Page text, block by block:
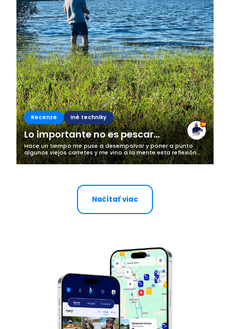
Recenze Iné techniky
Lo importante no es pescar...
Hace un tiempo me puse a desempolvar y poner a punto
algunos viejos carretes y me vino a la mente esta reflexión
que compartí en mis redes sociales y ahora os dejo por aquí,
por si alguien quiere...
Načítať viac